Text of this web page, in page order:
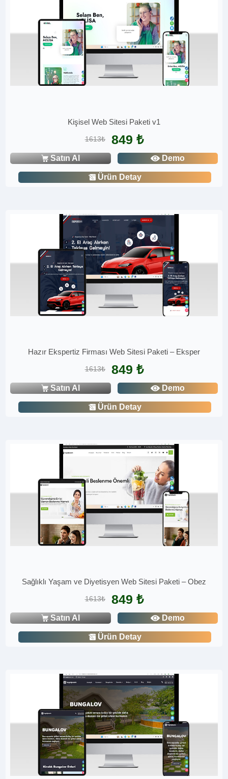
Kişisel Web Sitesi Paketi v1
1613₺ 849 ₺
Satın Al Demo
Ürün Detay
Hazır Ekspertiz Firması Web Sitesi Paketi – Eksper
1613₺ 849 ₺
Satın Al Demo
Ürün Detay
Sağlıklı Yaşam ve Diyetisyen Web Sitesi Paketi – Obez
1613₺ 849 ₺
Satın Al Demo
Ürün Detay